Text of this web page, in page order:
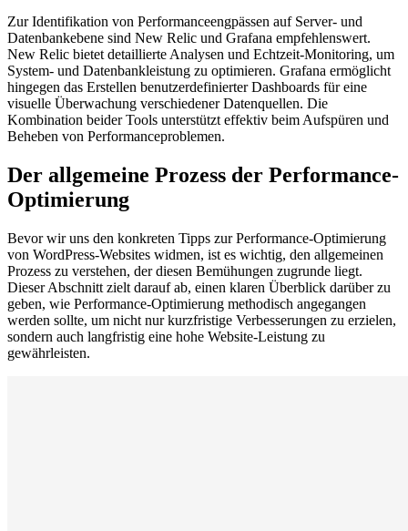
Zur Identifikation von Performanceengpässen auf Server- und
Datenbankebene sind New Relic und Grafana empfehlenswert.
New Relic bietet detaillierte Analysen und Echtzeit-Monitoring, um
System- und Datenbankleistung zu optimieren. Grafana ermöglicht
hingegen das Erstellen benutzerdefinierter Dashboards für eine
visuelle Überwachung verschiedener Datenquellen. Die
Kombination beider Tools unterstützt effektiv beim Aufspüren und
Beheben von Performanceproblemen.
Der allgemeine Prozess der Performance-
Optimierung
Bevor wir uns den konkreten Tipps zur Performance-Optimierung
von WordPress-Websites widmen, ist es wichtig, den allgemeinen
Prozess zu verstehen, der diesen Bemühungen zugrunde liegt.
Dieser Abschnitt zielt darauf ab, einen klaren Überblick darüber zu
geben, wie Performance-Optimierung methodisch angegangen
werden sollte, um nicht nur kurzfristige Verbesserungen zu erzielen,
sondern auch langfristig eine hohe Website-Leistung zu
gewährleisten.